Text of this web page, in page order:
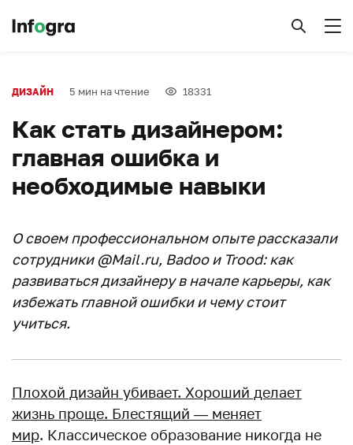
ДИЗАЙН 5 мин на чтение 18331
Как стать дизайнером:
главная ошибка и
необходимые навыки
О своем профессиональном опыте рассказали
сотрудники @Mail.ru, Badoo и Trood: как
развиваться дизайнеру в начале карьеры, как
избежать главной ошибки и чему стоит
учиться.
Плохой дизайн убивает. Хороший делает
жизнь проще. Блестящий — меняет
мир. Классическое образование никогда не